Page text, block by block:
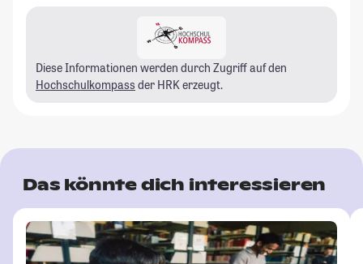
Diese Informationen werden durch Zugriff auf den
Hochschulkompass der HRK erzeugt.
Das könnte dich interessieren